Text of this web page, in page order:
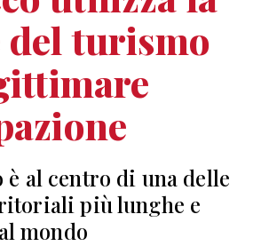
del turismo
al centro di una delle
più lunghe e
mondo